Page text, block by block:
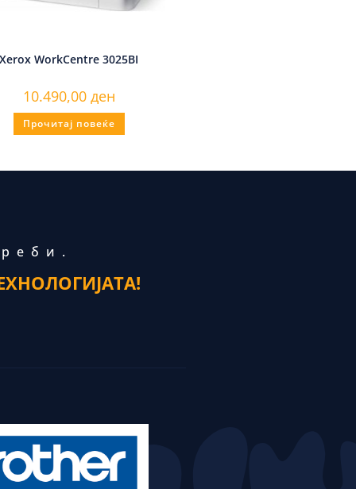
Xerox WorkCentre 3025BI
10.490,00 ден
Прочитај повеќе